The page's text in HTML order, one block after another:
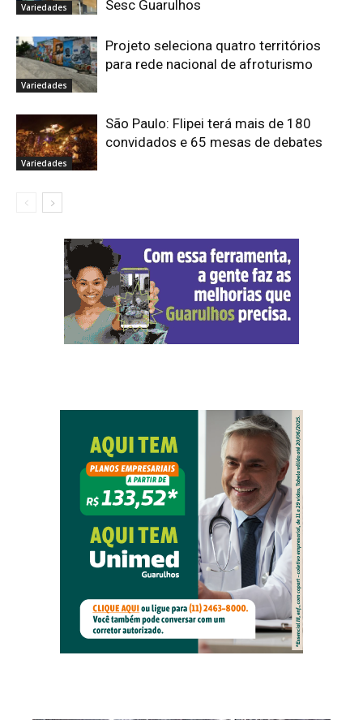
Variedades Sesc Guarulhos
Variedades
Projeto seleciona quatro territórios
para rede nacional de afroturismo
Variedades
São Paulo: Flipei terá mais de 180
convidados e 65 mesas de debates